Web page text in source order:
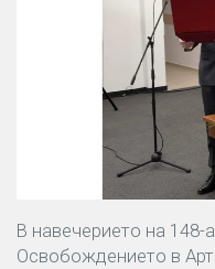
В навечерието на 148-
Освобождението в